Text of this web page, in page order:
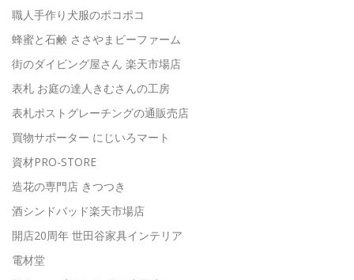
職人手作り犬服のポコポコ
蜂蜜と石鹸 ささやまビーファーム
街のダイビング屋さん 楽天市場店
表札 お庭の達人きむさんの工房
表札ポストグレーチングの通販売店
買物サポーター にじいろマート
資材PRO-STORE
造花の専門店 きつつき
酒シンドバッド楽天市場店
開店20周年 世田谷家具インテリア
電材堂